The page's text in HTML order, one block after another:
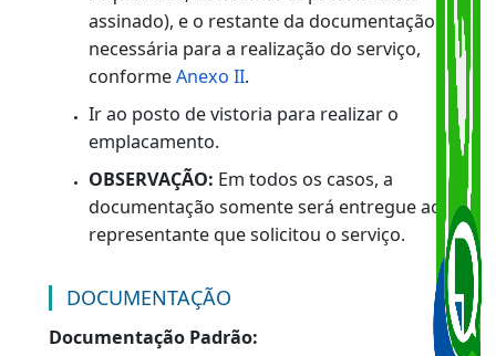
vencimento e a GRT
Não esquecer de identificar-se como
advogado, procurador ou representante
de entidade credenciada ou do órgão
público proprietário do veículo.
Levar o requerimento correspondente ao
serviço (formulário próprio para o serviço
requisitado, devidamente preenchido e
assinado), e o restante da documentação
necessária para a realização do serviço,
conformeAnexo II